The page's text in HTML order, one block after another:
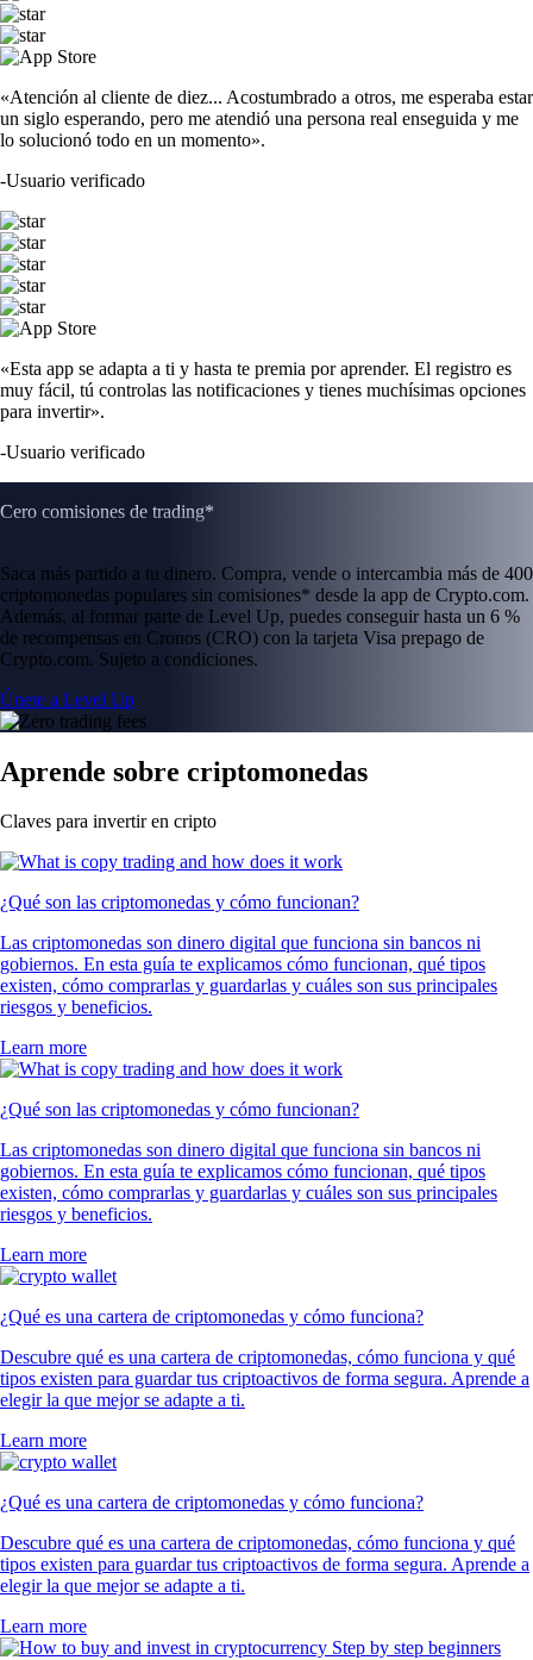
«Atención al cliente de diez... Acostumbrado a otros, me esperaba estar
un siglo esperando, pero me atendió una persona real enseguida y me
lo solucionó todo en un momento».
-Usuario verificado
«Esta app se adapta a ti y hasta te premia por aprender. El registro es
muy fácil, tú controlas las notificaciones y tienes muchísimas opciones
para invertir».
-Usuario verificado
Cero comisiones de trading*
Saca más partido a tu dinero. Compra, vende o intercambia más de 400
criptomonedas populares sin comisiones* desde la app de Crypto.com.
Además, al formar parte de Level Up, puedes conseguir hasta un 6 %
de recompensas en Cronos (CRO) con la tarjeta Visa prepago de
Crypto.com. Sujeto a condiciones.
Únete a Level Up
Aprende sobre criptomonedas
Claves para invertir en cripto
¿Qué son las criptomonedas y cómo funcionan?
Las criptomonedas son dinero digital que funciona sin bancos ni
gobiernos. En esta guía te explicamos cómo funcionan, qué tipos
existen, cómo comprarlas y guardarlas y cuáles son sus principales
riesgos y beneficios.
Learn more
¿Qué son las criptomonedas y cómo funcionan?
Las criptomonedas son dinero digital que funciona sin bancos ni
gobiernos. En esta guía te explicamos cómo funcionan, qué tipos
existen, cómo comprarlas y guardarlas y cuáles son sus principales
riesgos y beneficios.
Learn more
¿Qué es una cartera de criptomonedas y cómo funciona?
Descubre qué es una cartera de criptomonedas, cómo funciona y qué
tipos existen para guardar tus criptoactivos de forma segura. Aprende a
elegir la que mejor se adapte a ti.
Learn more
¿Qué es una cartera de criptomonedas y cómo funciona?
Descubre qué es una cartera de criptomonedas, cómo funciona y qué
tipos existen para guardar tus criptoactivos de forma segura. Aprende a
elegir la que mejor se adapte a ti.
Learn more